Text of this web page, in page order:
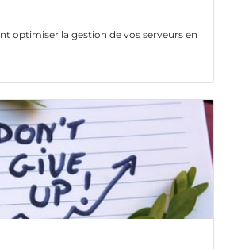
optimiser la gestion de vos serveurs en